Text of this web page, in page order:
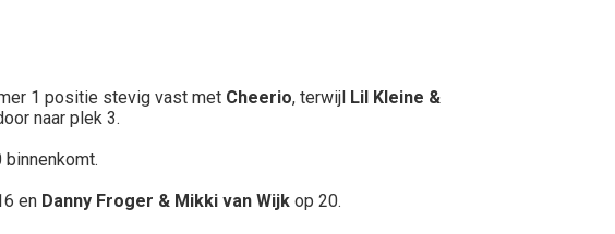
1 positie stevig vast met Cheerio, terwijl Lil Kleine &
naar plek 3.
en Danny Froger & Mikki van Wijk op 20.